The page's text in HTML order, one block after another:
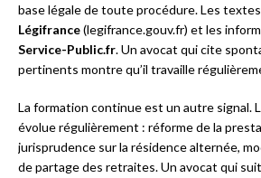
base légale de toute procédure. Les
Légifrance(legifrance.gouv.fr) et les
Service-Public.fr. Un avocat qui cite
pertinents montre qu’il travaille
La formation continue est un autre signal.
évolue régulièrement : réforme de la
jurisprudence sur la résidence alternée,
de partage des retraites. Un avocat qui